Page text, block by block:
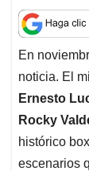
a
t
s
A
p
p
c
e
b
o
o
k
En
noticia. El
Ernesto
Rocky
histórico
escenarios